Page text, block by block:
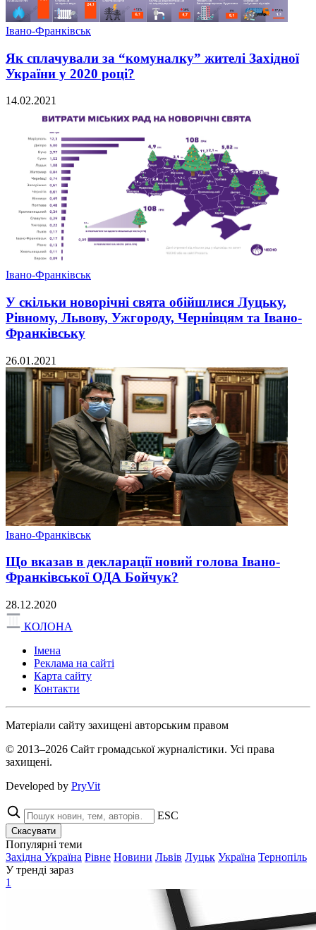
Івано-Франківськ
Як сплачували за “комуналку” жителі Західної
України у 2020 році?
14.02.2021
Івано-Франківськ
У скільки новорічні свята обійшлися Луцьку,
Рівному, Львову, Ужгороду, Чернівцям та Івано-
Франківську
26.01.2021
Івано-Франківськ
Що вказав в декларації новий голова Івано-
Франківської ОДА Бойчук?
28.12.2020
КОЛОНА
Імена
Реклама на сайті
Карта сайту
Контакти
Матеріали сайту захищені авторським правом
© 2013–2026 Сайт громадської журналістики. Усі права
захищені.
Developed by PryVit
ESC
Скасувати
Популярні теми
Західна Україна Рівне Новини Львів Луцьк Україна Тернопіль
У тренді зараз
1